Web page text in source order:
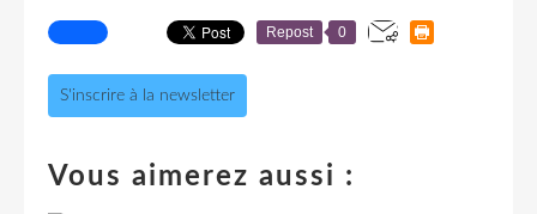
Repost 0
S'inscrire à la newsletter
Vous aimerez aussi :